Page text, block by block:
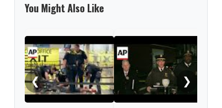
You Might Also Like
❮ ❯